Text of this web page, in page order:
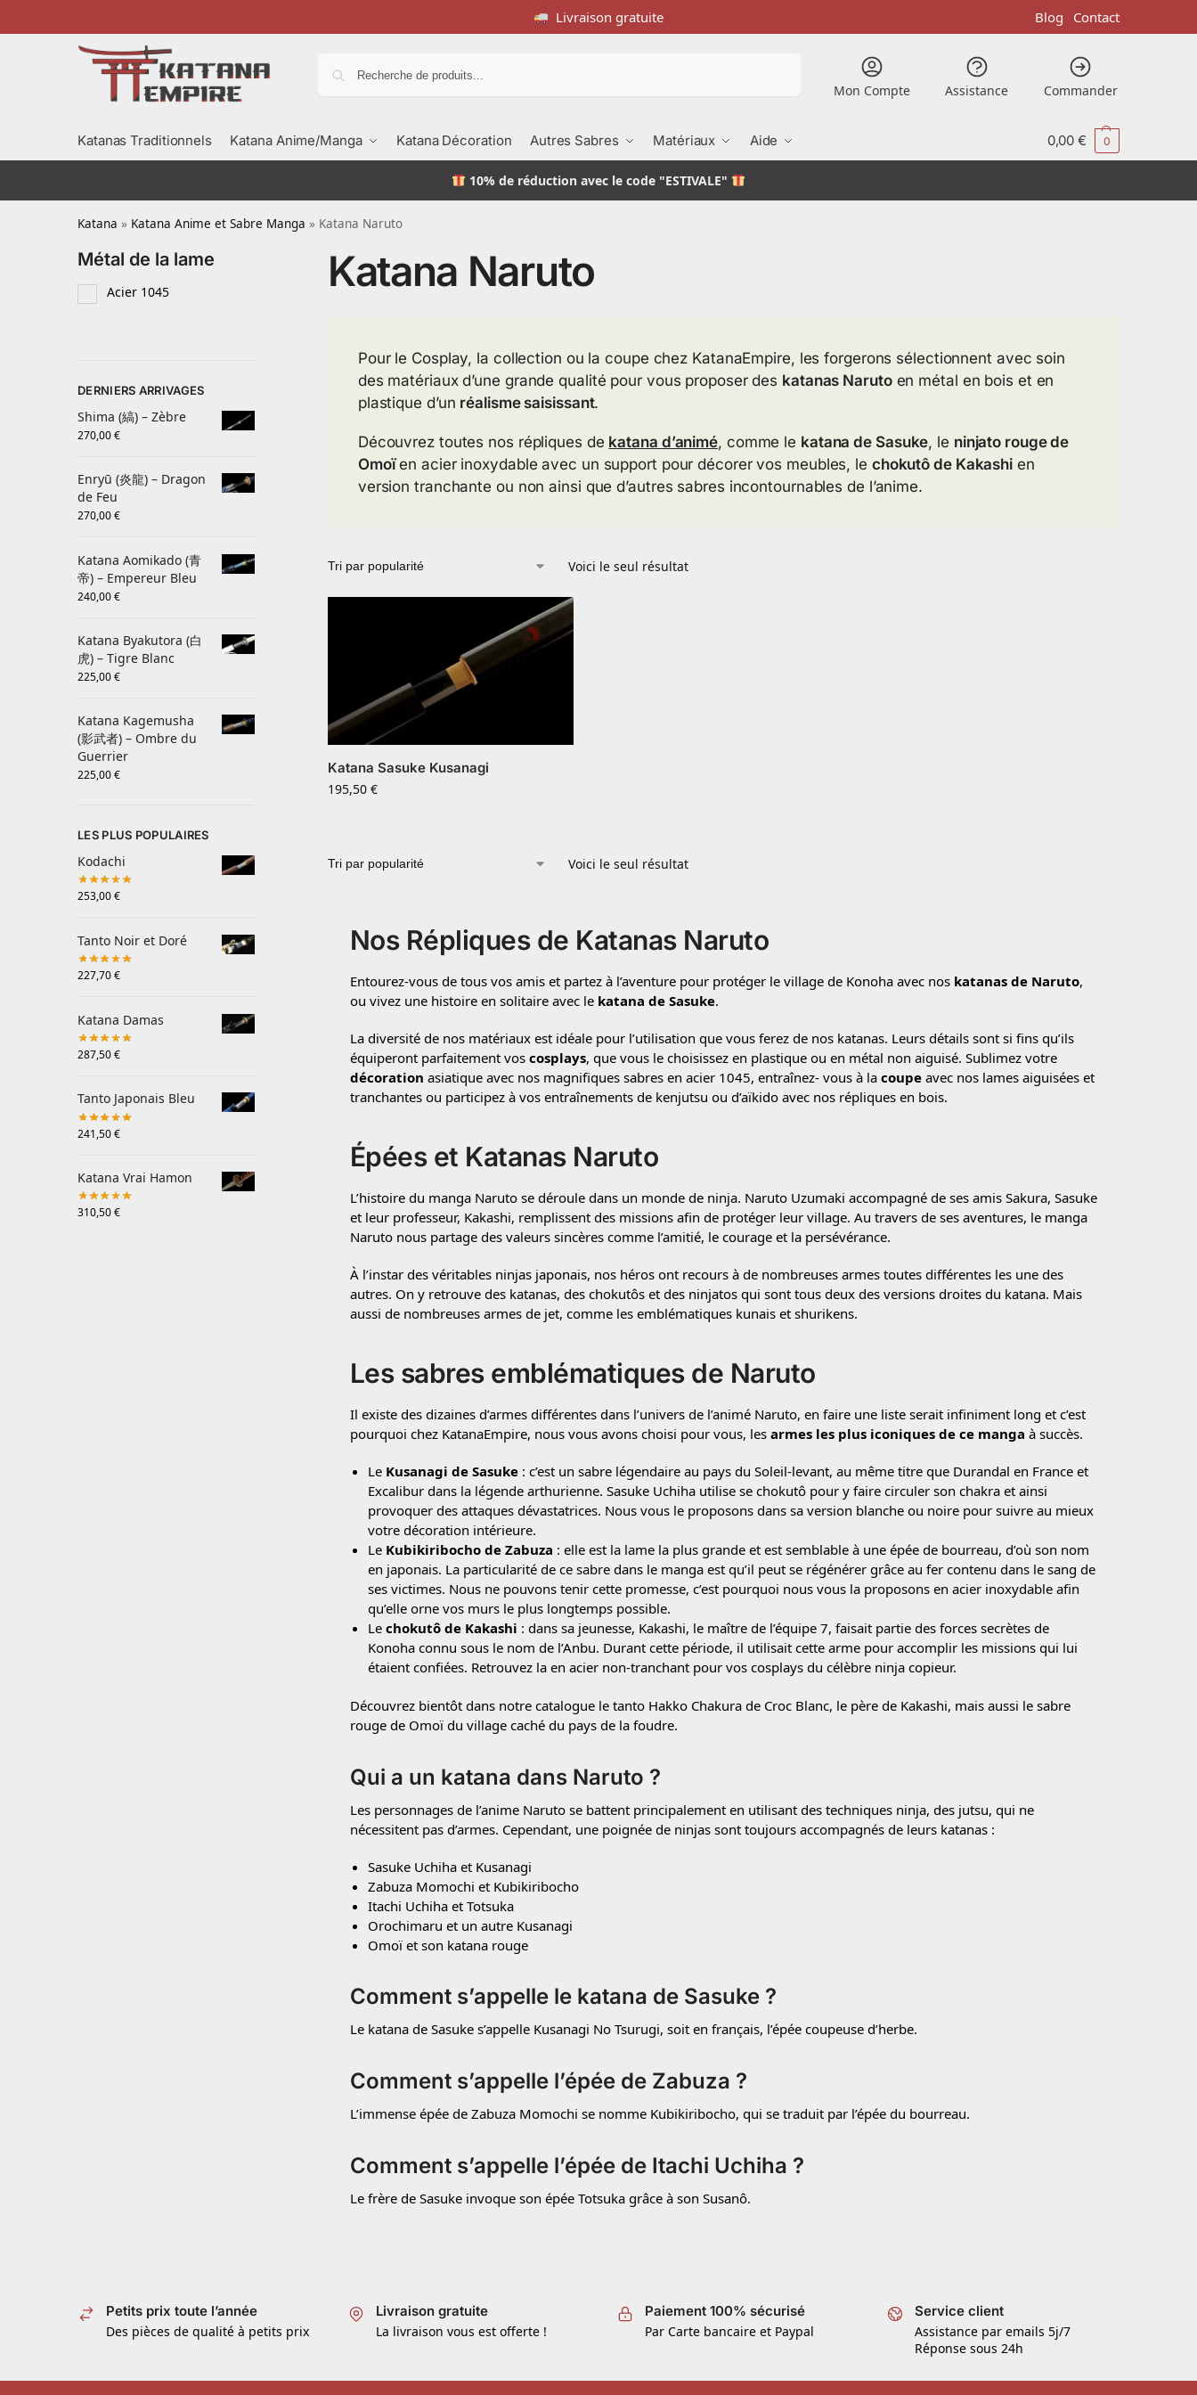
Livraison gratuite Blog Contact
Mon Compte Assistance Commander
Katanas Traditionnels Katana Anime/Manga Katana Décoration Autres Sabres Matériaux Aide 0,00€ 0
10% de réduction avec le code "ESTIVALE"
Katana » Katana Anime et Sabre Manga » Katana Naruto
Katana Naruto
Pour le Cosplay, la collection ou la coupe chez KatanaEmpire, les forgerons sélectionnent avec soin
des matériaux d’une grande qualité pour vous proposer des katanas Narutoen métal en bois et en
plastique d’un réalisme saisissant.
Découvrez toutes nos répliques de katana d’animé, comme le katana de Sasuke, le ninjato rouge de
Omoïen acier inoxydable avec un support pour décorer vos meubles, le chokutô de Kakashi en
version tranchante ou non ainsi que d’autres sabres incontournables de l’anime.
Voici le seul résultat
Katana Sasuke Kusanagi
195,50 €
Voici le seul résultat
Nos Répliques de Katanas Naruto
Entourez-vous de tous vos amis et partez à l’aventure pour protéger le village de Konoha avec nos katanas de Naruto,
ou vivez une histoire en solitaire avec le katana de Sasuke.
La diversité de nos matériaux est idéale pour l’utilisation que vous ferez de nos katanas. Leurs détails sont si fins qu’ils
équiperont parfaitement vos cosplays, que vous le choisissez en plastique ou en métal non aiguisé. Sublimez votre
décoration asiatique avec nos magnifiques sabres en acier 1045, entraînez- vous à la coupeavec nos lames aiguisées et
tranchantes ou participez à vos entraînements de kenjutsu ou d’aïkido avec nos répliques en bois.
Épées et Katanas Naruto
L’histoire du manga Naruto se déroule dans un monde de ninja. Naruto Uzumaki accompagné de ses amis Sakura, Sasuke
et leur professeur, Kakashi, remplissent des missions afin de protéger leur village. Au travers de ses aventures, le manga
Naruto nous partage des valeurs sincères comme l’amitié, le courage et la persévérance.
À l’instar des véritables ninjas japonais, nos héros ont recours à de nombreuses armes toutes différentes les une des
autres. On y retrouve des katanas, des chokutôs et des ninjatos qui sont tous deux des versions droites du katana. Mais
aussi de nombreuses armes de jet, comme les emblématiques kunais et shurikens.
Les sabres emblématiques de Naruto
Il existe des dizaines d’armes différentes dans l’univers de l’animé Naruto, en faire une liste serait infiniment long et c’est
pourquoi chez KatanaEmpire, nous vous avons choisi pour vous, les armes les plus iconiques de ce manga à succès.
Le Kusanagi de Sasuke: c’est un sabre légendaire au pays du Soleil-levant, au même titre que Durandal en France et
Excalibur dans la légende arthurienne. Sasuke Uchiha utilise se chokutô pour y faire circuler son chakra et ainsi
provoquer des attaques dévastatrices. Nous vous le proposons dans sa version blanche ou noire pour suivre au mieux
votre décoration intérieure.
Le Kubikiribocho de Zabuza : elle est la lame la plus grande et est semblable à une épée de bourreau, d’où son nom
en japonais. La particularité de ce sabre dans le manga est qu’il peut se régénérer grâce au fer contenu dans le sang de
ses victimes. Nous ne pouvons tenir cette promesse, c’est pourquoi nous vous la proposons en acier inoxydable afin
qu’elle orne vos murs le plus longtemps possible.
Le chokutô de Kakashi : dans sa jeunesse, Kakashi, le maître de l’équipe 7, faisait partie des forces secrètes de
Konoha connu sous le nom de l’Anbu. Durant cette période, il utilisait cette arme pour accomplir les missions qui lui
étaient confiées. Retrouvez la en acier non-tranchant pour vos cosplays du célèbre ninja copieur.
Découvrez bientôt dans notre catalogue le tanto Hakko Chakura de Croc Blanc, le père de Kakashi, mais aussi le sabre
rouge de Omoï du village caché du pays de la foudre.
Qui a un katana dans Naruto ?
Les personnages de l’anime Naruto se battent principalement en utilisant des techniques ninja, des jutsu, qui ne
nécessitent pas d’armes. Cependant, une poignée de ninjas sont toujours accompagnés de leurs katanas :
Sasuke Uchiha et Kusanagi
Zabuza Momochi et Kubikiribocho
Itachi Uchiha et Totsuka
Orochimaru et un autre Kusanagi
Omoï et son katana rouge
Comment s’appelle le katana de Sasuke ?
Le katana de Sasuke s’appelle Kusanagi No Tsurugi, soit en français, l’épée coupeuse d’herbe.
Comment s’appelle l’épée de Zabuza ?
L’immense épée de Zabuza Momochi se nomme Kubikiribocho, qui se traduit par l’épée du bourreau.
Comment s’appelle l’épée de Itachi Uchiha ?
Le frère de Sasuke invoque son épée Totsuka grâce à son Susanô.
Métal de la lame
Acier 1045
DERNIERS ARRIVAGES
Shima (縞) – Zèbre
270,00€
Enryū (炎龍) – Dragon
de Feu
270,00€
Katana Aomikado (青
帝) – Empereur Bleu
240,00€
Katana Byakutora (白
虎) – Tigre Blanc
225,00€
Katana Kagemusha
(影武者) – Ombre du
Guerrier
225,00€
LES PLUS POPULAIRES
Kodachi
253,00€
Tanto Noir et Doré
227,70€
Katana Damas
287,50€
Tanto Japonais Bleu
241,50€
Katana Vrai Hamon
310,50€
Petits prix toute l’année
Des pièces de qualité à petits prix
Livraison gratuite
La livraison vous est offerte !
Paiement 100% sécurisé
Par Carte bancaire et Paypal
Service client
Assistance par emails 5j/7
Réponse sous 24h